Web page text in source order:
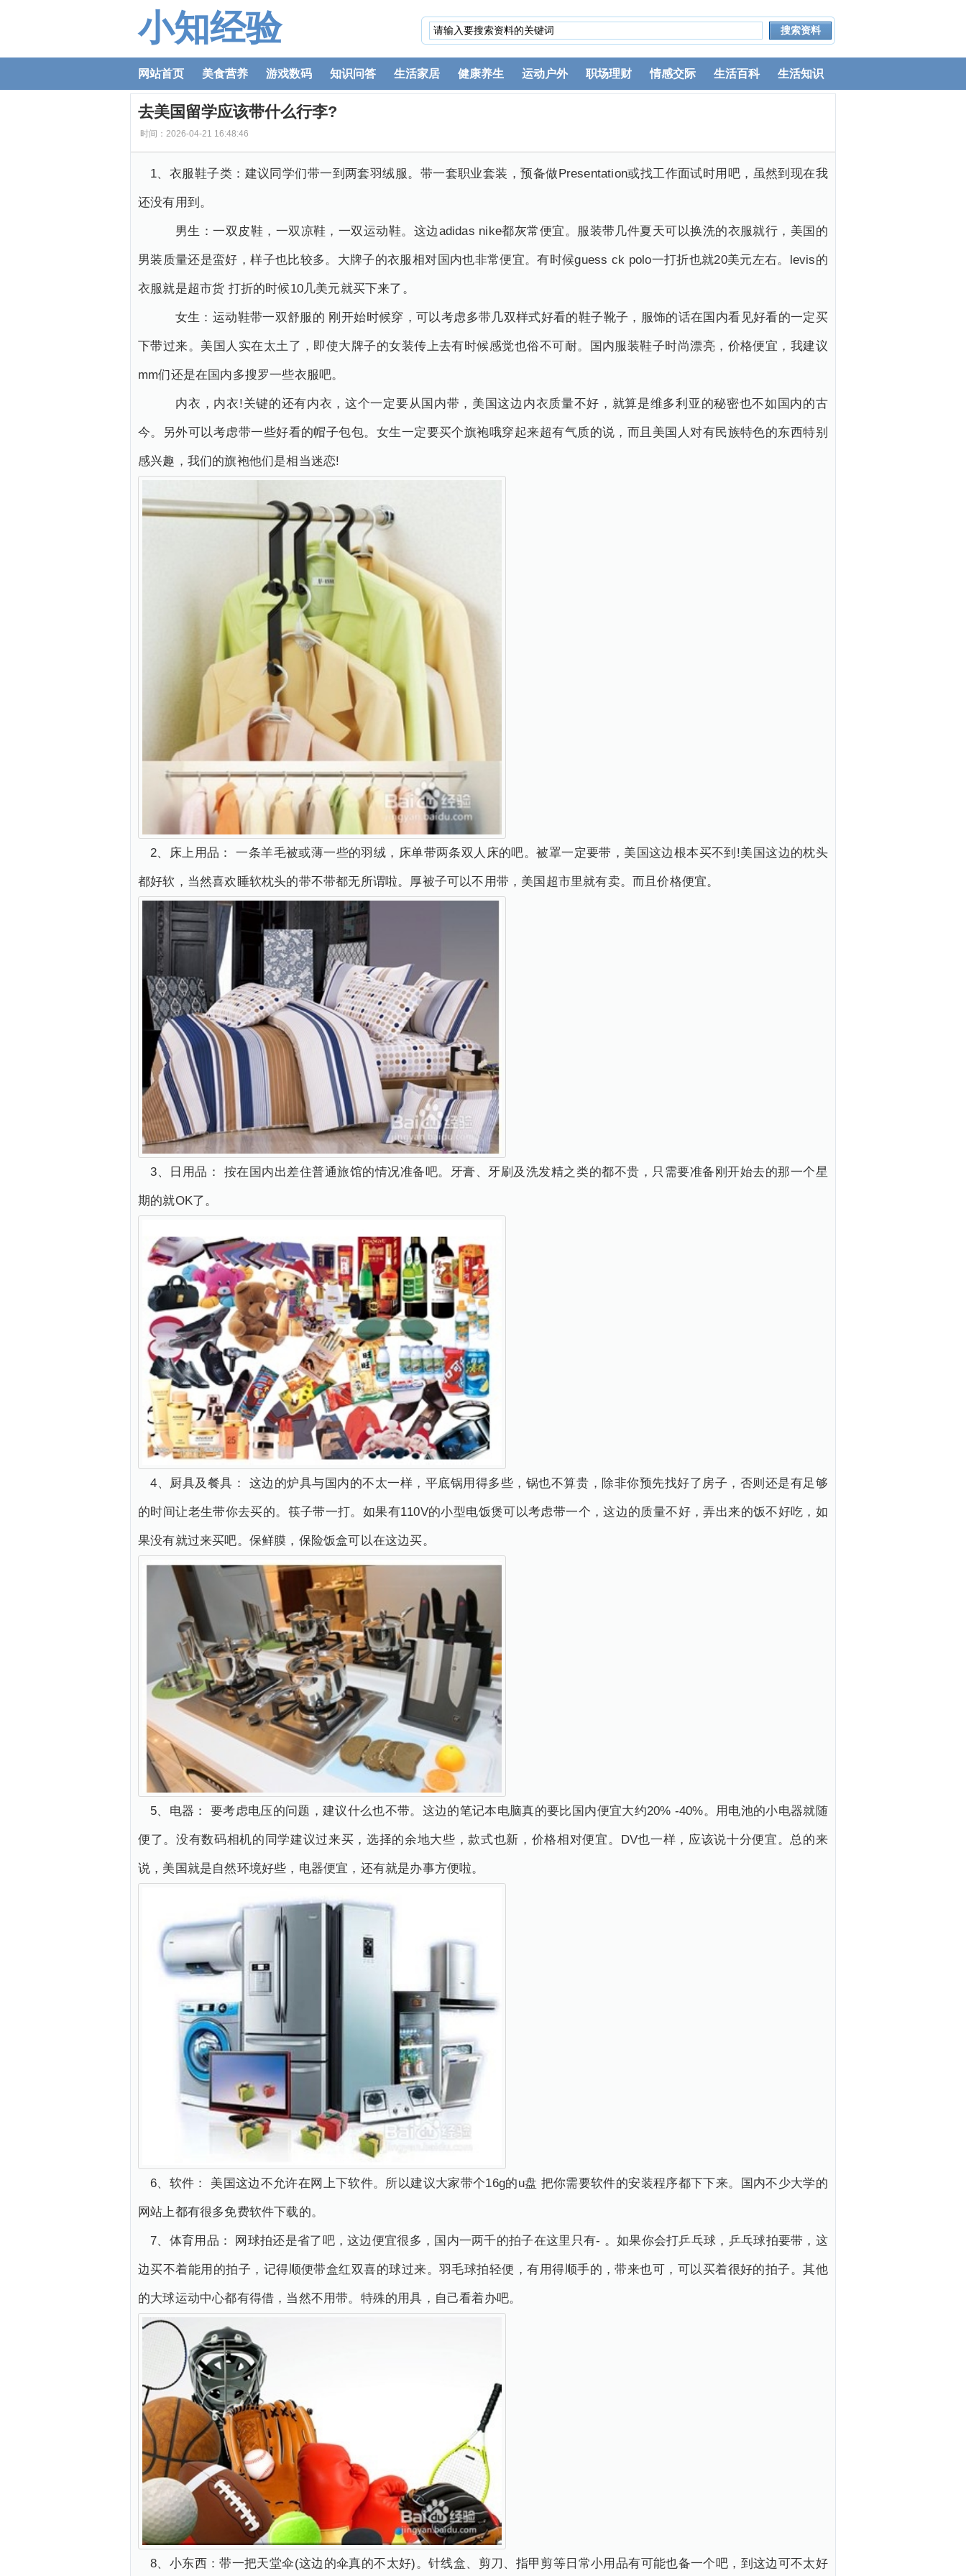
小知经验
网站首页 美食营养 游戏数码 知识问答 生活家居 健康养生 运动户外 职场理财 情感交际 生活百科 生活知识
去美国留学应该带什么行李?
时间：2026-04-21 16:48:46
1、衣服鞋子类：建议同学们带一到两套羽绒服。带一套职业套装，预备做Presentation或找工作面试时用吧，虽然到现在我
还没有用到。
男生：一双皮鞋，一双凉鞋，一双运动鞋。这边adidas nike都灰常便宜。服装带几件夏天可以换洗的衣服就行，美国的
男装质量还是蛮好，样子也比较多。大牌子的衣服相对国内也非常便宜。有时候guess ck polo一打折也就20美元左右。levis的
衣服就是超市货 打折的时候10几美元就买下来了。
女生：运动鞋带一双舒服的 刚开始时候穿，可以考虑多带几双样式好看的鞋子靴子，服饰的话在国内看见好看的一定买
下带过来。美国人实在太土了，即使大牌子的女装传上去有时候感觉也俗不可耐。国内服装鞋子时尚漂亮，价格便宜，我建议
mm们还是在国内多搜罗一些衣服吧。
内衣，内衣!关键的还有内衣，这个一定要从国内带，美国这边内衣质量不好，就算是维多利亚的秘密也不如国内的古
今。另外可以考虑带一些好看的帽子包包。女生一定要买个旗袍哦穿起来超有气质的说，而且美国人对有民族特色的东西特别
感兴趣，我们的旗袍他们是相当迷恋!
2、床上用品： 一条羊毛被或薄一些的羽绒，床单带两条双人床的吧。被罩一定要带，美国这边根本买不到!美国这边的枕头
都好软，当然喜欢睡软枕头的带不带都无所谓啦。厚被子可以不用带，美国超市里就有卖。而且价格便宜。
3、日用品： 按在国内出差住普通旅馆的情况准备吧。牙膏、牙刷及洗发精之类的都不贵，只需要准备刚开始去的那一个星
期的就OK了。
4、厨具及餐具： 这边的炉具与国内的不太一样，平底锅用得多些，锅也不算贵，除非你预先找好了房子，否则还是有足够
的时间让老生带你去买的。筷子带一打。如果有110V的小型电饭煲可以考虑带一个，这边的质量不好，弄出来的饭不好吃，如
果没有就过来买吧。保鲜膜，保险饭盒可以在这边买。
5、电器： 要考虑电压的问题，建议什么也不带。这边的笔记本电脑真的要比国内便宜大约20% -40%。用电池的小电器就随
便了。没有数码相机的同学建议过来买，选择的余地大些，款式也新，价格相对便宜。DV也一样，应该说十分便宜。总的来
说，美国就是自然环境好些，电器便宜，还有就是办事方便啦。
6、软件： 美国这边不允许在网上下软件。所以建议大家带个16g的u盘 把你需要软件的安装程序都下下来。国内不少大学的
网站上都有很多免费软件下载的。
7、体育用品： 网球拍还是省了吧，这边便宜很多，国内一两千的拍子在这里只有- 。如果你会打乒乓球，乒乓球拍要带，这
边买不着能用的拍子，记得顺便带盒红双喜的球过来。羽毛球拍轻便，有用得顺手的，带来也可，可以买着很好的拍子。其他
的大球运动中心都有得借，当然不用带。特殊的用具，自己看着办吧。
8、小东西：带一把天堂伞(这边的伞真的不太好)。针线盒、剪刀、指甲剪等日常小用品有可能也备一个吧，到这边可不太好